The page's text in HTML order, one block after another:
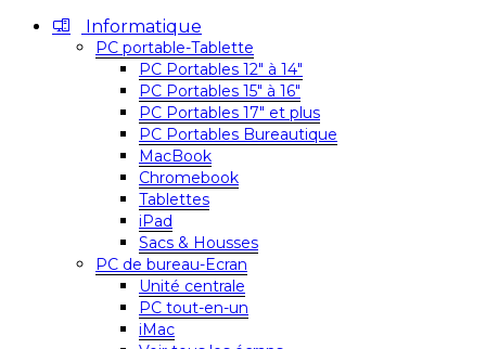
Informatique
PC portable-Tablette
PC Portables 12″ à 14″
PC Portables 15″ à 16″
PC Portables 17″ et plus
PC Portables Bureautique
MacBook
Chromebook
Tablettes
iPad
Sacs & Housses
PC de bureau-Ecran
Unité centrale
PC tout-en-un
iMac